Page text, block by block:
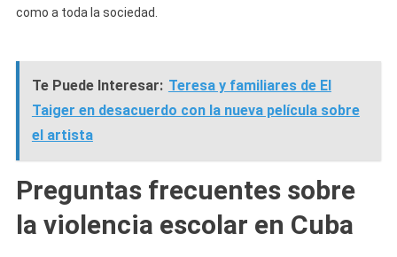
como a toda la sociedad.
Te Puede Interesar: Teresa y familiares de El
Taiger en desacuerdo con la nueva película sobre
el artista
Preguntas frecuentes sobre
la violencia escolar en Cuba